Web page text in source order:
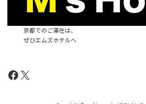
京都でのご滞在は、
ぜひエムズホテルへ
Facebook
X